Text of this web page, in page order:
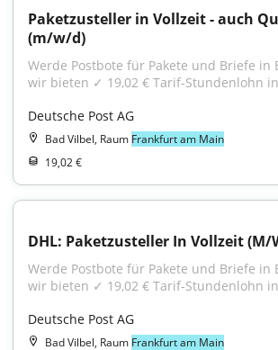
Paketzusteller in Vollzeit - auch
(m/w/d)
Werde Postbote für Pakete und Briefe in
wir bieten ✓ 19,02 € Tarif-Stundenlohn
Deutsche Post AG
Bad Vilbel, Raum Frankfurt am Main
19,02 €
DHL: Paketzusteller In Vollzeit (M/
Werde Postbote für Pakete und Briefe in
wir bieten ✓ 19,02 € Tarif-Stundenlohn
Deutsche Post AG
Bad Vilbel, Raum Frankfurt am Main